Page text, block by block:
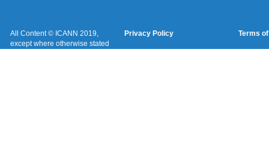
All Content © ICANN 2019,
except where otherwise stated
Privacy Policy Terms